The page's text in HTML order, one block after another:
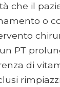
che il
o
PT
di